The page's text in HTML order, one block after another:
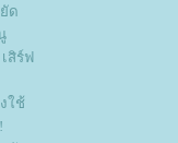
ด
สิร์ฟ
ใช้